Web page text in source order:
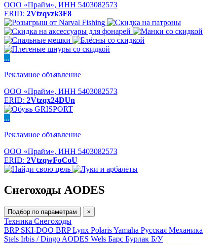
ООО «Прайм», ИНН 5403082573
ERID: 2Vtzqvzk3F8
...
Рекламное объявление
ООО «Прайм», ИНН 5403082573
ERID: 2Vtzqx24DUn
...
Рекламное объявление
ООО «Прайм», ИНН 5403082573
ERID: 2VtzqwFoCoU
Снегоходы AODES
Подбор по параметрам ×
Техника Снегоходы
BRP SKI-DOO BRP Lynx PolarisYamaha Русская Механика
Stels Irbis / Dingo AODES Wels Барс Бурлак Б/У